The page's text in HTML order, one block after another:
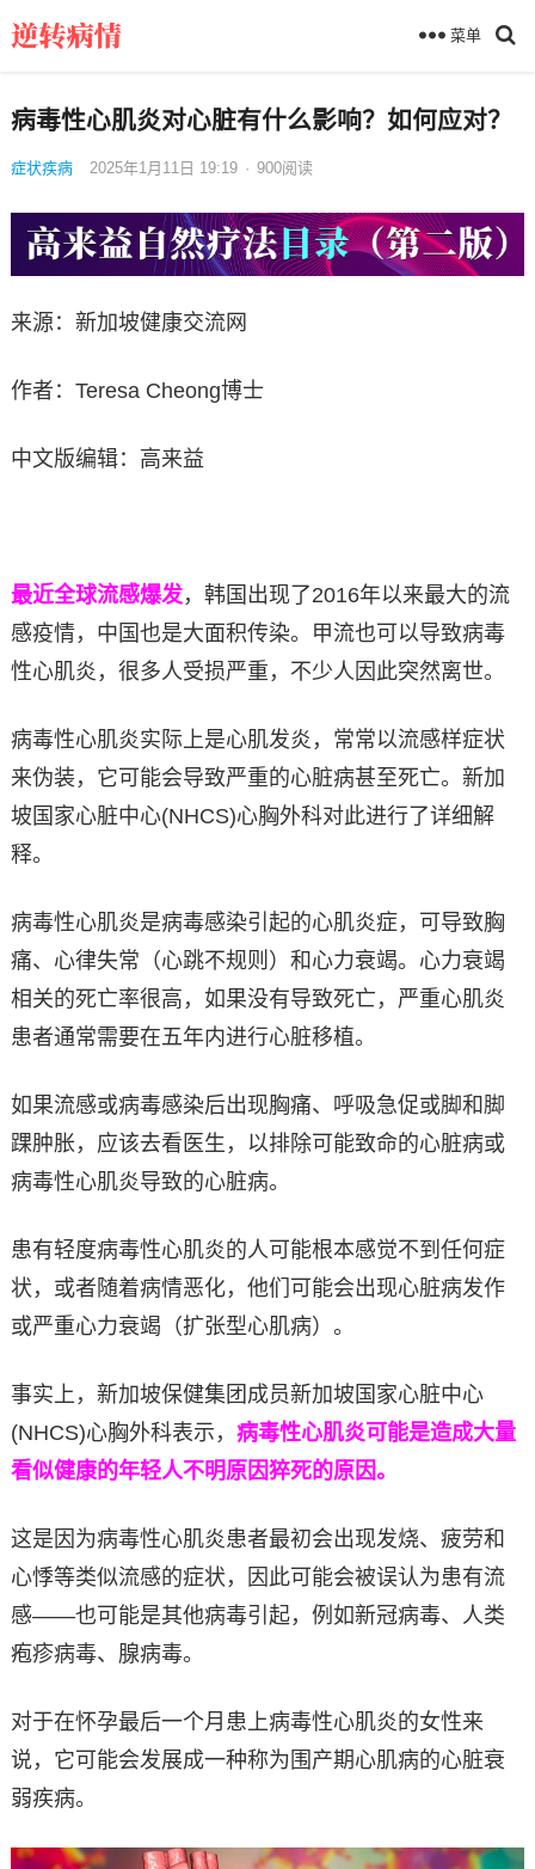
菜单
病毒性心肌炎对心脏有什么影响？如何应对？
症状疾病 2025年1月11日 19:19 · 900阅读
来源：新加坡健康交流网
作者：Teresa Cheong博士
中文版编辑：高来益
最近全球流感爆发，韩国出现了2016年以来最大的流
感疫情，中国也是大面积传染。甲流也可以导致病毒
性心肌炎，很多人受损严重，不少人因此突然离世。
病毒性心肌炎实际上是心肌发炎，常常以流感样症状
来伪装，它可能会导致严重的心脏病甚至死亡。新加
坡国家心脏中心(NHCS)心胸外科对此进行了详细解
释。
​病毒性心肌炎是病毒感染引起的心肌炎症，可导致胸
痛、心律失常（心跳不规则）和心力衰竭。心力衰竭
相关的死亡率很高，如果没有导致死亡，严重心肌炎
患者通常需要在五年内进行心脏移植。
如果流感或病毒感染后出现胸痛、呼吸急促或脚和脚
踝肿胀，应该去看医生，以排除可能致命的心脏病或
病毒性心肌炎导致的心脏病。
患有轻度病毒性心肌炎的人可能根本感觉不到任何症
状，或者随着病情恶化，他们可能会出现心脏病发作
或严重心力衰竭（扩张型心肌病）。
事实上，新加坡保健集团成员新加坡国家心脏中心
(NHCS)心胸外科表示， 病毒性心肌炎可能是造成大量
看似健康的年轻人不明原因猝死的原因。
这是因为病毒性心肌炎患者最初会出现发烧、疲劳和
心悸等类似流感的症状，因此可能会被误认为患有流
感——也可能是其他病毒引起，例如新冠病毒、人类
疱疹病毒、腺病毒。
对于在怀孕最后一个月患上病毒性心肌炎的女性来
说，它可能会发展成一种称为围产期心肌病的心脏衰
弱疾病。